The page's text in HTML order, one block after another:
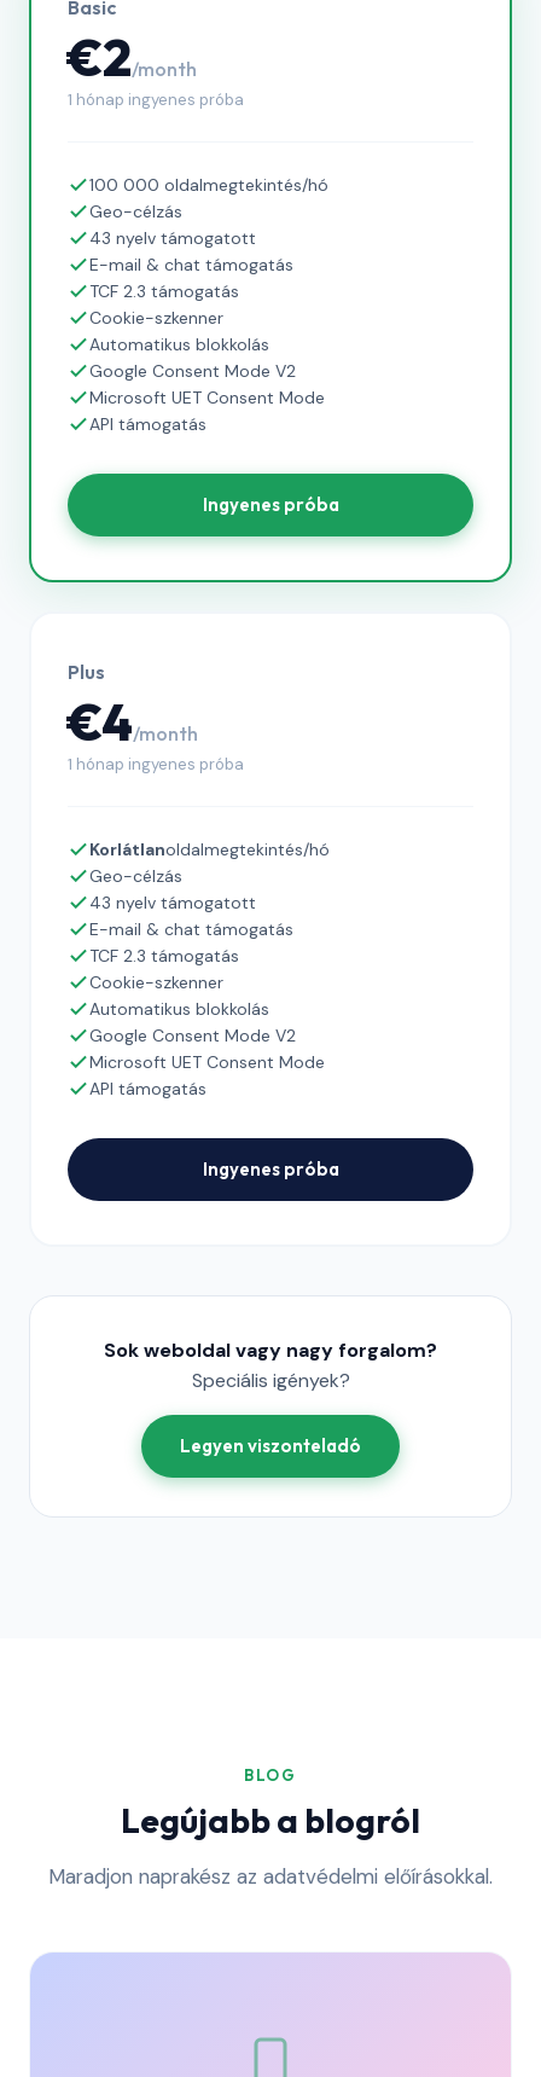
Basic
€2/month
1 hónap ingyenes próba
100 000 oldalmegtekintés/hó
Geo-célzás
43 nyelv támogatott
E-mail & chat támogatás
TCF 2.3 támogatás
Cookie-szkenner
Automatikus blokkolás
Google Consent Mode V2
Microsoft UET Consent Mode
API támogatás
Ingyenes próba
Plus
€4/month
1 hónap ingyenes próba
Korlátlanoldalmegtekintés/hó
Geo-célzás
43 nyelv támogatott
E-mail & chat támogatás
TCF 2.3 támogatás
Cookie-szkenner
Automatikus blokkolás
Google Consent Mode V2
Microsoft UET Consent Mode
API támogatás
Ingyenes próba
Sok weboldal vagy nagy forgalom?
Speciális igények?
Legyen viszonteladó
BLOG
Legújabb a blogról
Maradjon naprakész az adatvédelmi előírásokkal.